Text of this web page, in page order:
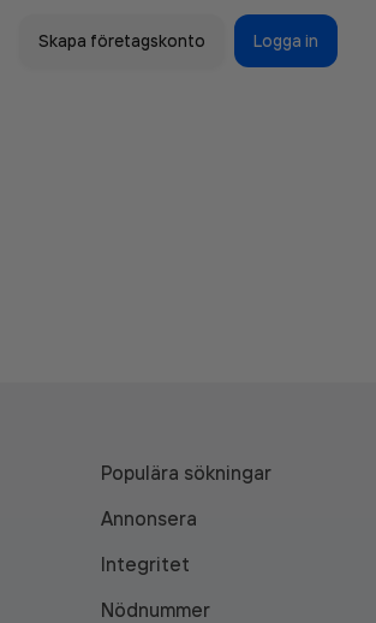
Skapa företagskonto Logga in
Populära sökningar
Annonsera
Integritet
Nödnummer